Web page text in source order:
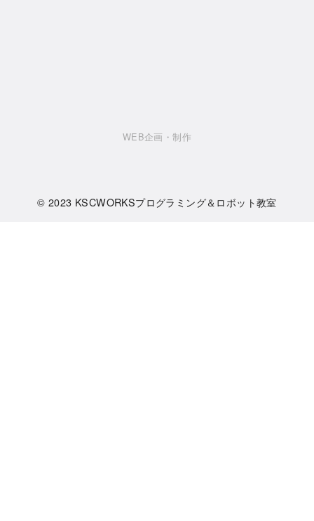
WEB企画・制作
© 2023 KSCWORKSプログラミング＆ロボット教室